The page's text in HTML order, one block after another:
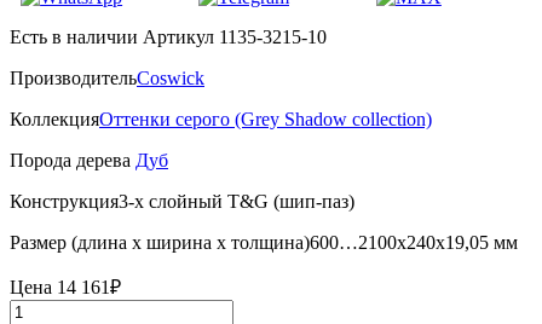
Есть в наличии Артикул 1135-3215-10
ПроизводительCoswick
КоллекцияОттенки серого (Grеy Shadow collection)
Порода дерева Дуб
Конструкция3-х слойный T&G (шип-паз)
Размер (длина х ширина х толщина)600…2100х240х19,05 мм
Цена 14 161₽
Количество